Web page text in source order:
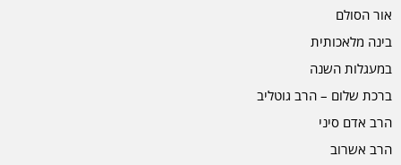
אור הסולם
בינה מלאכותית
במעגלות השנה
ברכת שלום – הרב גוטליב
הרב אדם סיני
הרב אשרוב